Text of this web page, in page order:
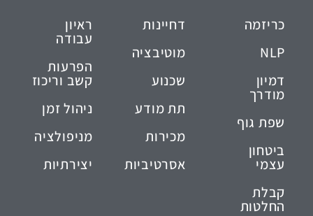
כריזמה
NLP
דמיון
מודרך
שפת גוף
ביטחון
עצמי
קבלת
החלטות
דחיינות
מוטיבציה
שכנוע
תת מודע
מכירות
אסרטיביות
ראיון
עבודה
הפרעות
קשב וריכוז
ניהול זמן
מניפולציה
יצירתיות